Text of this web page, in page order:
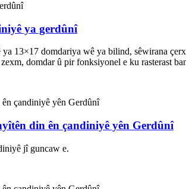
ya gerdûnî
ya 13×17 domdariya wê ya bilind, sêwirana
domdar û pir fonksiyonel e ku rasterast
din ên çandiniyê yên Gerdûnî
jî guncaw e.